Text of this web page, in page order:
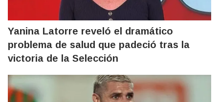
Yanina Latorre reveló el dramático
problema de salud que padeció tras la
victoria de la Selección